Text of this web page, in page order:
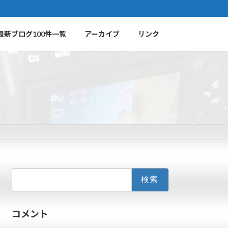
新ブログ100件一覧 アーカイブ リンク
検
索:
コメント